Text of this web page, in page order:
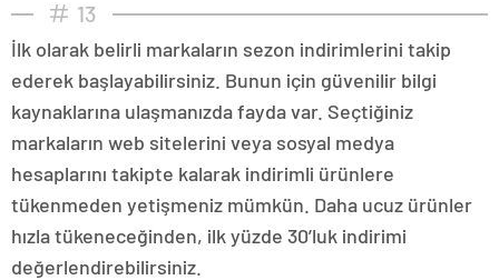
13
İlk olarak belirli markaların sezon indirimlerini takip
ederek başlayabilirsiniz. Bunun için güvenilir bilgi
kaynaklarına ulaşmanızda fayda var. Seçtiğiniz
markaların web sitelerini veya sosyal medya
hesaplarını takipte kalarak indirimli ürünlere
tükenmeden yetişmeniz mümkün. Daha ucuz ürünler
hızla tükeneceğinden, ilk yüzde 30’luk indirimi
değerlendirebilirsiniz.